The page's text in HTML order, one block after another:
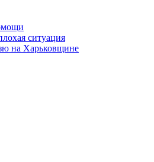
ситуация
на Харьковщине